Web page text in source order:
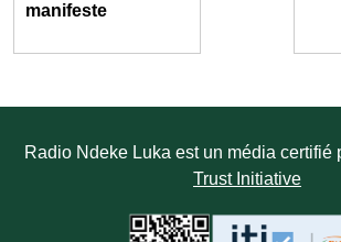
manifeste
Radio Ndeke Luka est un média certifié
Trust Initiative